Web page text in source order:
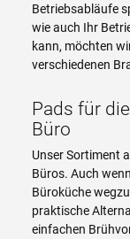
Betriebsabläufe
wie auch Ihr
kann, möchten
verschiedenen
Pads für
Büro
Unser Sortiment
Büros. Auch
Büroküche
praktische
einfachen